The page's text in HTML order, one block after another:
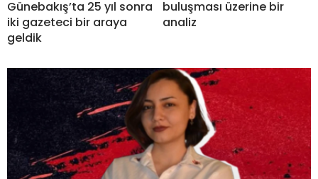
Günebakış’ta 25 yıl sonra
iki gazeteci bir araya
geldik
buluşması üzerine bir
analiz